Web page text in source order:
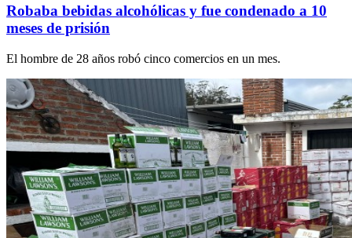
Robaba bebidas alcohólicas y fue condenado a 10
meses de prisión
El hombre de 28 años robó cinco comercios en un mes.